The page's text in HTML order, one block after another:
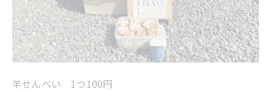
羊せんべい 1つ100円